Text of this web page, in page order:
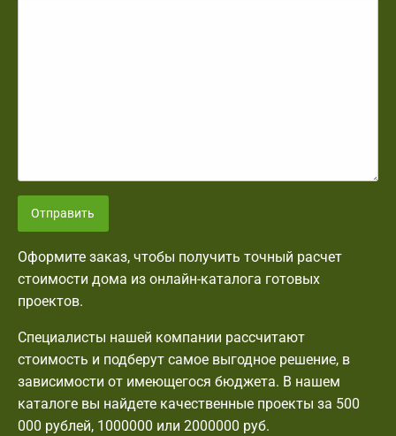
Отправить
Оформите заказ, чтобы получить точный расчет
стоимости дома из онлайн-каталога готовых
проектов.
Специалисты нашей компании рассчитают
стоимость и подберут самое выгодное решение, в
зависимости от имеющегося бюджета. В нашем
каталоге вы найдете качественные проекты за 500
000 рублей, 1000000 или 2000000 руб.